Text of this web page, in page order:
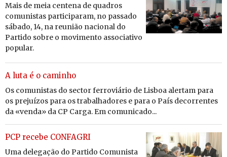
Mais de meia cen­tena de qua­dros
co­mu­nistas par­ti­ci­param, no pas­sado
sá­bado, 14, na reu­nião na­ci­onal do
Par­tido sobre o mo­vi­mento as­so­ci­a­tivo
po­pular.
A luta é o caminho
Os comunistas do sector ferroviário de Lisboa alertam para
os prejuízos para os trabalhadores e para o País decorrentes
da «venda» da CP Carga. Em comunicado...
PCP recebe CONFAGRI
Uma delegação do Partido Comunista